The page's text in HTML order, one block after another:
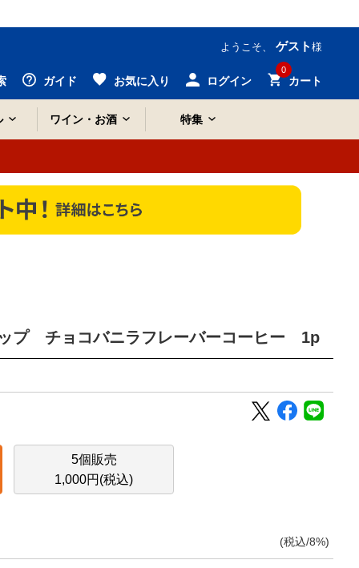
ようこそ、 ゲスト 様
ガイド お気に入り ログイン
0
カート
ワイン・お酒 特集
プ チョコバニラフレーバーコーヒー 1p
5個販売
1,000円(税込)
(税込/8%)